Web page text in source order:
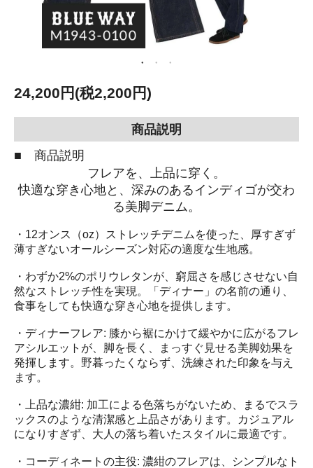
24,200円(税2,200円)
商品説明
■ 商品説明
フレアを、上品に穿く。
快適な穿き心地と、深みのあるインディゴが交わ
る美脚デニム。
・12オンス（oz）ストレッチデニムを使った、厚すぎず
薄すぎないオールシーズン対応の適度な生地感。
・わずか2%のポリウレタンが、窮屈さを感じさせない自
然なストレッチ性を実現。「ディナー」の名前の通り、
食事をしても快適な穿き心地を提供します。
・ディナーフレア: 膝から裾にかけて緩やかに広がるフレ
アシルエットが、脚を長く、まっすぐ見せる美脚効果を
発揮します。野暮ったくならず、洗練された印象を与え
ます。
・上品な濃紺: 加工による色落ちがないため、まるでスラ
ックスのような清潔感と上品さがあります。カジュアル
になりすぎず、大人の落ち着いたスタイルに最適です。
・コーディネートの主役: 濃紺のフレアは、シンプルなト